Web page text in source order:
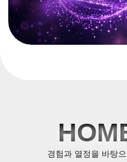
경험과 열정을 바탕